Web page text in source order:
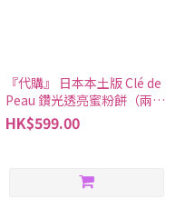
『代購』 日本本土版 Clé de
Peau 鑽光透亮蜜粉餅（兩款
粉盒可選） 5g|CPB|搵好西
HK$599.00